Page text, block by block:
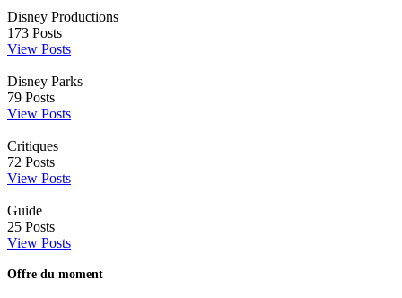
Disney Productions
173 Posts
View Posts
Disney Parks
79 Posts
View Posts
Critiques
72 Posts
View Posts
Guide
25 Posts
View Posts
Offre du moment